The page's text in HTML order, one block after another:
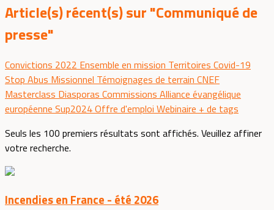
Article(s) récent(s) sur "Communiqué de
presse"
Convictions 2022 Ensemble en mission Territoires Covid-19
Stop Abus Missionnel Témoignages de terrain CNEF
Masterclass Diasporas Commissions Alliance évangélique
européenne Sup2024Offre d'emploi Webinaire + de tags
Seuls les 100 premiers résultats sont affichés. Veuillez affiner
votre recherche.
Incendies en France - été 2026